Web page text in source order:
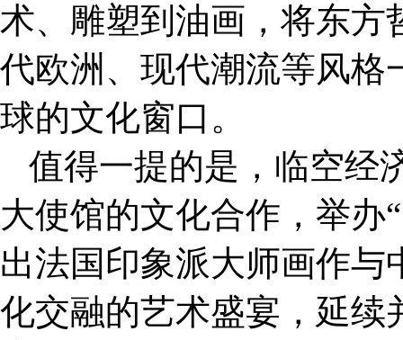
术、雕塑到油画，将东方
代欧洲、现代潮流等风格
球的文化窗口。
值得一提的是，临空经
大使馆的文化合作，举办
出法国印象派大师画作
化交融的艺术盛宴，延续